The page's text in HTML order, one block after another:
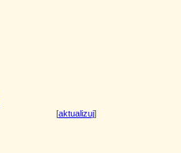
[aktualizuj]